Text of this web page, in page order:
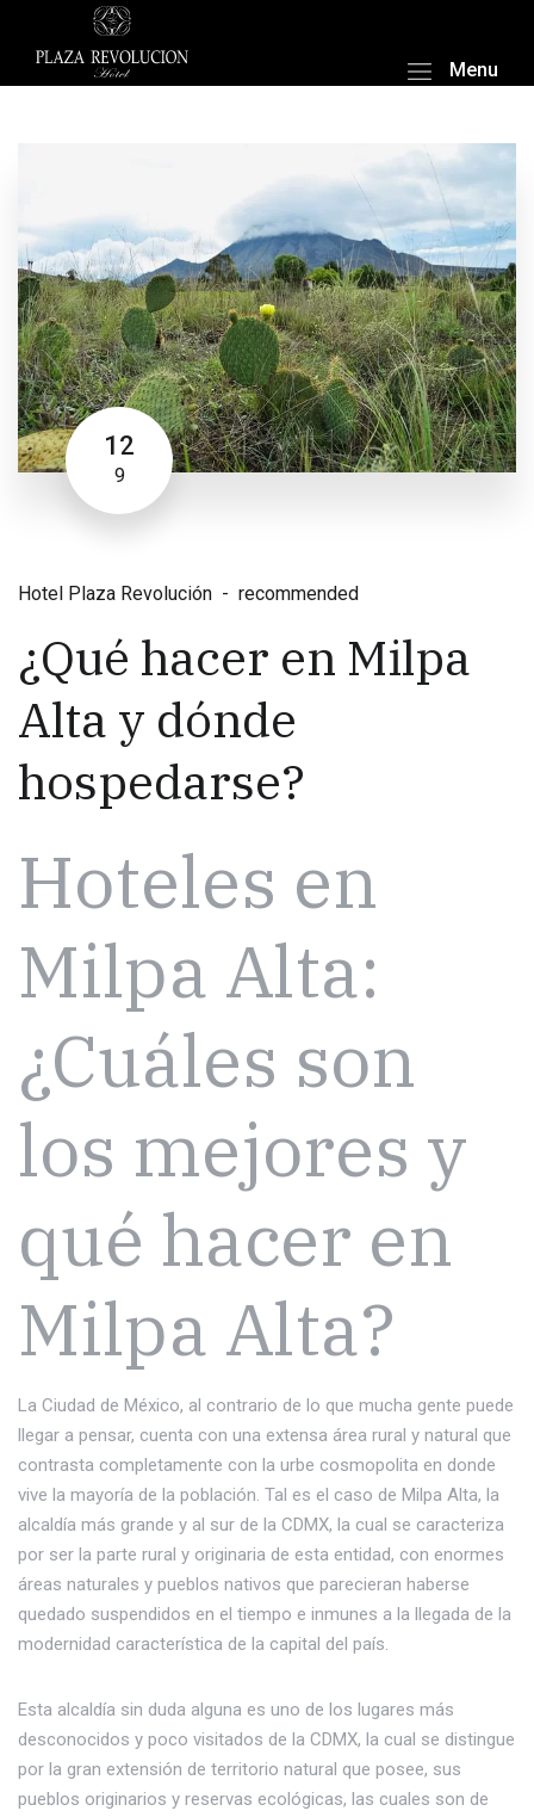
Menu
12
9
Hotel Plaza Revolución recommended
¿Qué hacer en Milpa
Alta y dónde
hospedarse?
Hoteles en
Milpa Alta:
¿Cuáles son
los mejores y
qué hacer en
Milpa Alta?
La Ciudad de México, al contrario de lo que mucha gente puede
llegar a pensar, cuenta con una extensa área rural y natural que
contrasta completamente con la urbe cosmopolita en donde
vive la mayoría de la población. Tal es el caso de Milpa Alta, la
alcaldía más grande y al sur de la CDMX, la cual se caracteriza
por ser la parte rural y originaria de esta entidad, con enormes
áreas naturales y pueblos nativos que parecieran haberse
quedado suspendidos en el tiempo e inmunes a la llegada de la
modernidad característica de la capital del país.
Esta alcaldía sin duda alguna es uno de los lugares más
desconocidos y poco visitados de la CDMX, la cual se distingue
por la gran extensión de territorio natural que posee, sus
pueblos originarios y reservas ecológicas, las cuales son de